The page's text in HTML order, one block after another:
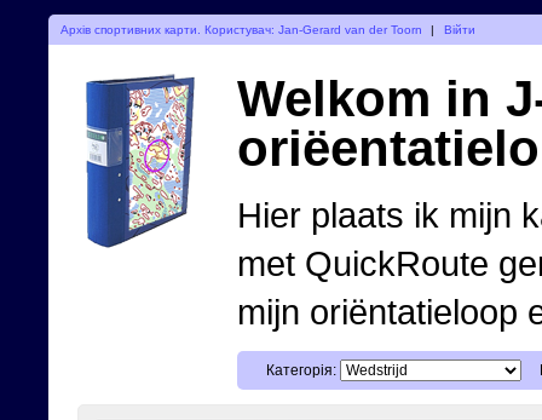
Архів спортивних карти. Користувач: Jan-Gerard van der Toorn | Війти
Welkom in
Hier plaats ik mijn
met QuickRoute
mijn oriëntatieloop
Категорія: